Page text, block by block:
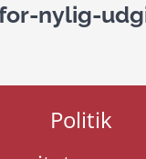
nylig-
Politik